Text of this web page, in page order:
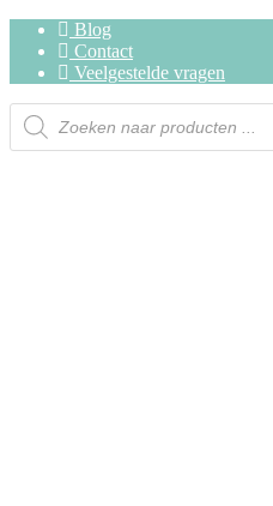
Blog
Contact
Veelgestelde vragen